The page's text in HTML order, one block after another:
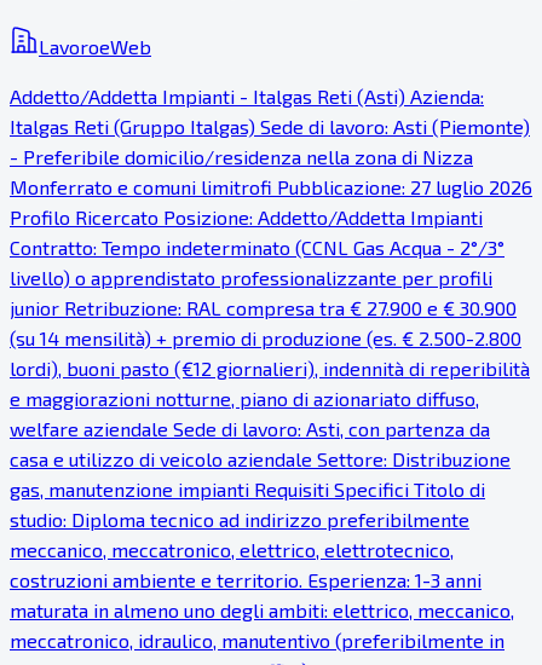
LavoroeWeb
Addetto/Addetta Impianti - Italgas Reti (Asti) Azienda:
Italgas Reti (Gruppo Italgas) Sede di lavoro: Asti (Piemonte)
- Preferibile domicilio/residenza nella zona di Nizza
Monferrato e comuni limitrofi Pubblicazione: 27 luglio 2026
Profilo Ricercato Posizione: Addetto/Addetta Impianti
Contratto: Tempo indeterminato (CCNL Gas Acqua - 2°/3°
livello) o apprendistato professionalizzante per profili
junior Retribuzione: RAL compresa tra € 27.900 e € 30.900
(su 14 mensilità) + premio di produzione (es. € 2.500-2.800
lordi), buoni pasto (€12 giornalieri), indennità di reperibilità
e maggiorazioni notturne, piano di azionariato diffuso,
welfare aziendale Sede di lavoro: Asti, con partenza da
casa e utilizzo di veicolo aziendale Settore: Distribuzione
gas, manutenzione impianti Requisiti Specifici Titolo di
studio: Diploma tecnico ad indirizzo preferibilmente
meccanico, meccatronico, elettrico, elettrotecnico,
costruzioni ambiente e territorio. Esperienza: 1-3 anni
maturata in almeno uno degli ambiti: elettrico, meccanico,
meccatronico, idraulico, manutentivo (preferibilmente in